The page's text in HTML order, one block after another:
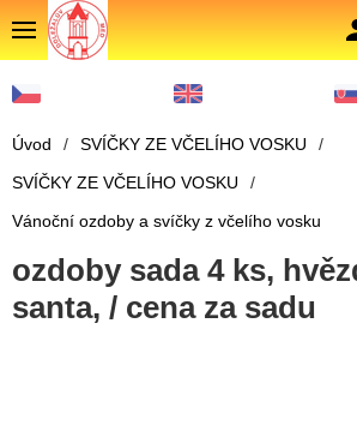
Úvod / SVÍČKY ZE VČELÍHO VOSKU
/
SVÍČKY ZE VČELÍHO VOSKU
/
Vánoční ozdoby a svíčky z včelího vosku
ozdoby sada 4 ks,
santa, / cena za sadu